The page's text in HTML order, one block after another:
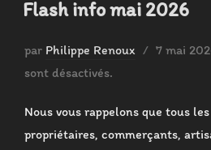
Flash info mai 2026
par Philippe Renoux
Publié
7 mai
sont désactivés.
Nous vous rappelons que tous
propriétaires, commerçants,